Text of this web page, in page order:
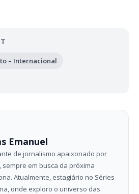
– Internacional
Emanuel
de jornalismo apaixonado por
sempre em busca da próxima
Atualmente, estagiário no Séries
onde exploro o universo das